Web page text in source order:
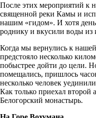
После этих мероприятий к
священной реки Камы и
нашим «гидом». И хотя
роднику и вкусили воды из
Когда мы вернулись к
предстояло несколько
побыстрее дойти до цели.
помещались, пришлось
несколько человек
Как только приехал
Белогорский монастырь.